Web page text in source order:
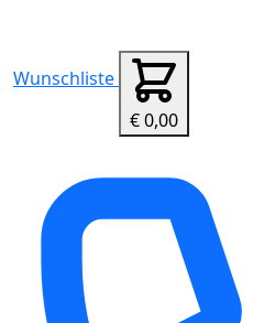
Wunschliste
€ 0,00